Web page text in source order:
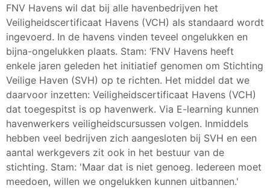
FNV Havens wil dat bij alle havenbedrijven het
Veiligheidscertificaat Havens (VCH) als standaard wordt
ingevoerd. In de havens vinden teveel ongelukken en
bijna-ongelukken plaats. Stam: ‘FNV Havens heeft
enkele jaren geleden het initiatief genomen om Stichting
Veilige Haven (SVH) op te richten. Het middel dat we
daarvoor inzetten: Veiligheidscertificaat Havens (VCH)
dat toegespitst is op havenwerk. Via E-learning kunnen
havenwerkers veiligheidscursussen volgen. Inmiddels
hebben veel bedrijven zich aangesloten bij SVH en een
aantal werkgevers zit ook in het bestuur van de
stichting. Stam: 'Maar dat is niet genoeg. Iedereen moet
meedoen, willen we ongelukken kunnen uitbannen.'